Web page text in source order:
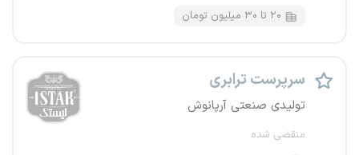
۲۰ تا ۳۰ میلیون تومان
سرپرست ترابری
تولیدی صنعتی آرپانوش
منقضی شده